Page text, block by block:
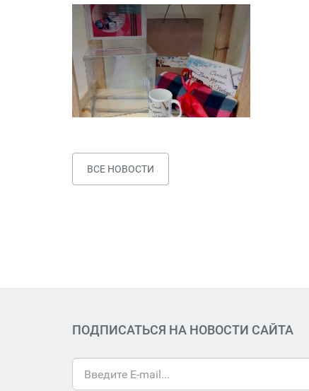
ВСЕ НОВОСТИ
ПОДПИСАТЬСЯ НА НОВОСТИ САЙТА